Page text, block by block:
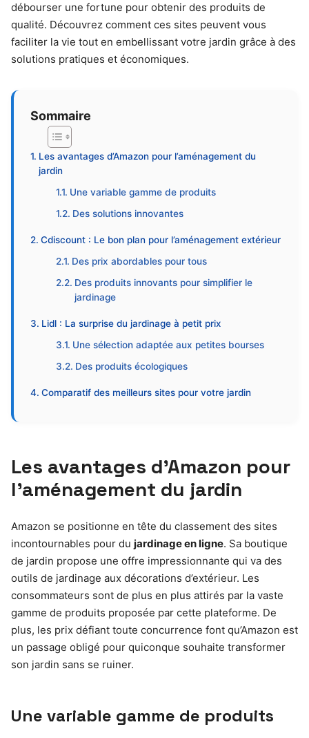
débourser une fortune pour obtenir des produits de
qualité. Découvrez comment ces sites peuvent vous
faciliter la vie tout en embellissant votre jardin grâce à des
solutions pratiques et économiques.
Sommaire
Les avantages d’Amazon pour l’aménagement du
jardin
Une variable gamme de produits
Des solutions innovantes
Cdiscount : Le bon plan pour l’aménagement extérieur
Des prix abordables pour tous
Des produits innovants pour simplifier le
jardinage
Lidl : La surprise du jardinage à petit prix
Une sélection adaptée aux petites bourses
Des produits écologiques
Comparatif des meilleurs sites pour votre jardin
Les avantages d’Amazon pour
l’aménagement du jardin
Amazon se positionne en tête du classement des sites
incontournables pour du jardinage en ligne. Sa boutique
de jardin propose une offre impressionnante qui va des
outils de jardinage aux décorations d’extérieur. Les
consommateurs sont de plus en plus attirés par la vaste
gamme de produits proposée par cette plateforme. De
plus, les prix défiant toute concurrence font qu’Amazon est
un passage obligé pour quiconque souhaite transformer
son jardin sans se ruiner.
Une variable gamme de produits